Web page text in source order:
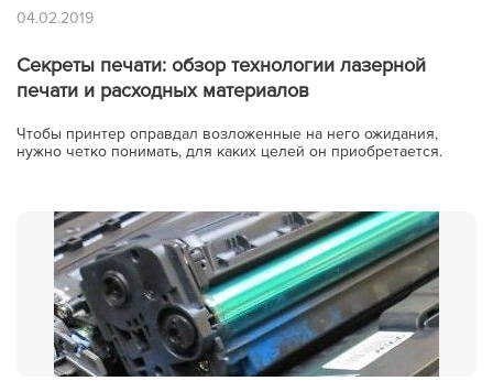
04.02.2019
Секреты печати: обзор технологии лазерной
печати и расходных материалов
Чтобы принтер оправдал возложенные на него ожидания,
нужно четко понимать, для каких целей он приобретается.